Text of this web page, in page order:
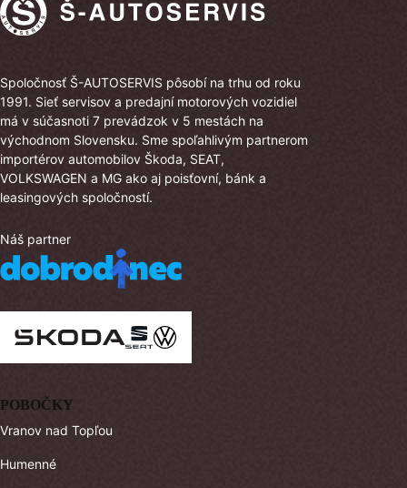
Spoločnosť Š-AUTOSERVIS pôsobí na trhu od roku
1991. Sieť servisov a predajní motorových vozidiel
má v súčasnoti 7 prevádzok v 5 mestách na
východnom Slovensku. Sme spoľahlivým partnerom
importérov automobilov Škoda, SEAT,
VOLKSWAGEN a MG ako aj poisťovní, bánk a
leasingových spoločností.
Náš partner
POBOČKY
Vranov nad Topľou
Humenné